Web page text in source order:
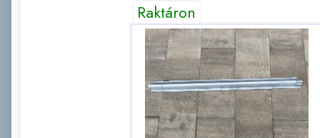
Raktáron